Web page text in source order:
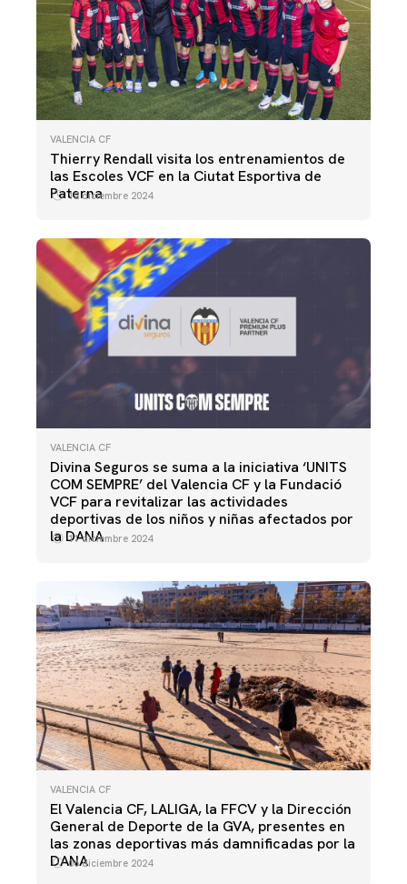
VALENCIA CF
Thierry Rendall visita los entrenamientos de
las Escoles VCF en la Ciutat Esportiva de
Paterna
12 diciembre 2024
VALENCIA CF
Divina Seguros se suma a la iniciativa ‘UNITS
COM SEMPRE’ del Valencia CF y la Fundació
VCF para revitalizar las actividades
deportivas de los niños y niñas afectados por
la DANA
11 diciembre 2024
VALENCIA CF
El Valencia CF, LALIGA, la FFCV y la Dirección
General de Deporte de la GVA, presentes en
las zonas deportivas más damnificadas por la
DANA
06 diciembre 2024